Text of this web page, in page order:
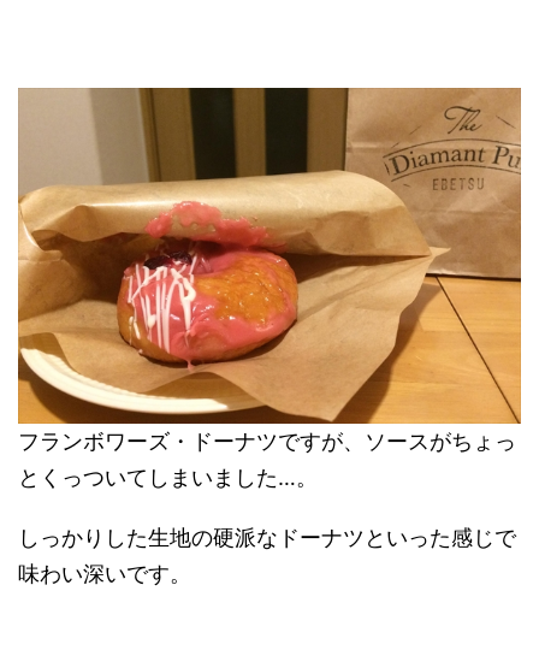
フランボワーズ・ドーナツですが、ソースがちょっ
とくっついてしまいました…。
しっかりした生地の硬派なドーナツといった感じで
味わい深いです。